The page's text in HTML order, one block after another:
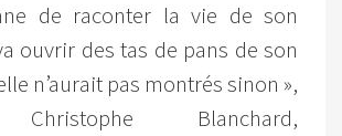
de raconter la vie de son
ouvrir des tas de pans de son
n’aurait pas montrés sinon »,
Blanchard,